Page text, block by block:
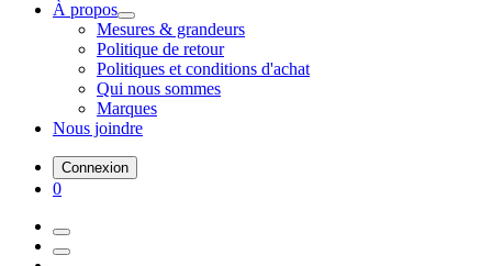
À propos
Mesures & grandeurs
Politique de retour
Politiques et conditions d'achat
Qui nous sommes
Marques
Nous joindre
Connexion
0